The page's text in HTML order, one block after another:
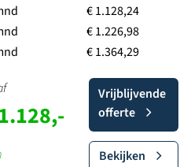
€ 1.128,24
€ 1.226,98
€ 1.364,29
Vrijblijvende
offerte
Bekijken